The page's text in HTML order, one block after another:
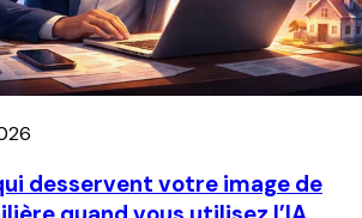
desservent votre image de